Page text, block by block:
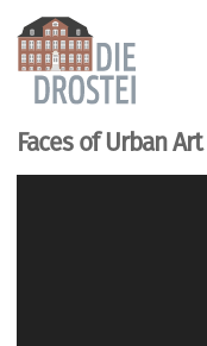
Faces of Urban